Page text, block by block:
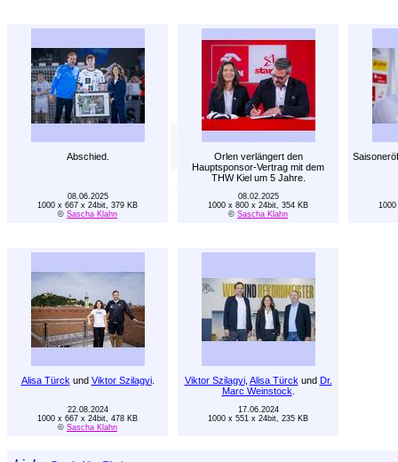
Abschied.
Orlen verlängert den
Hauptsponsor-Vertrag mit dem
THW Kiel um 5 Jahre.
08.06.2025
1000 x 667 x 24bit, 379 KB
© Sascha Klahn
08.02.2025
1000 x 800 x 24bit, 354 KB
© Sascha Klahn
Alisa Türck und Viktor Szilagyi. Viktor Szilagyi, Alisa Türck und Dr.
Marc Weinstock
22.08.2024
1000 x 667 x 24bit, 478 KB
© Sascha Klahn
17.06.2024
1000 x 551 x 24bit, 235 KB